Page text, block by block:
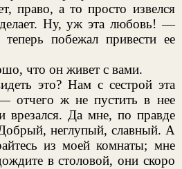
право, а то просто извелся
делает. Ну, уж эта любовь! —
побежал привести ее
что он живет с вами.
это? Нам с сестрой эта
— отчего ж не пустить в нее
врезался. Да мне, по правде
неглупый, славный. А
из моей комнаты; мне
в столовой, они скоро